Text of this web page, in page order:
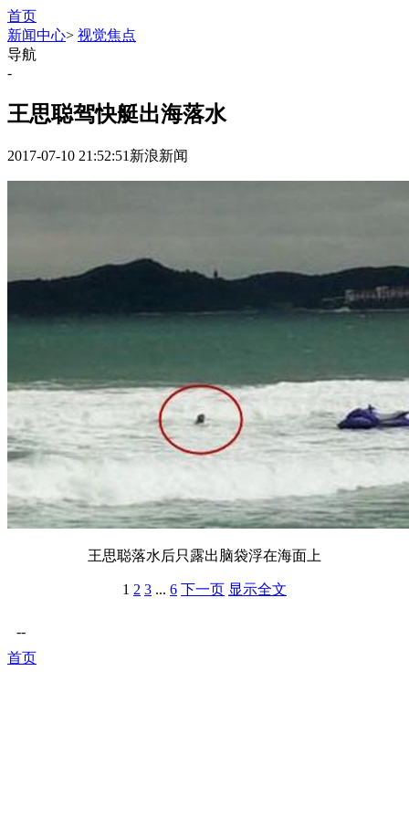
首页
新闻中心> 视觉焦点
导航
-
王思聪驾快艇出海落水
2017-07-10 21:52:51 新浪新闻
王思聪落水后只露出脑袋浮在海面上
1 2 3 ... 6 下一页 显示全文
--
首页